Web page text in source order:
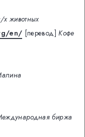
животных
en/ [перевод] Кофе
биржа